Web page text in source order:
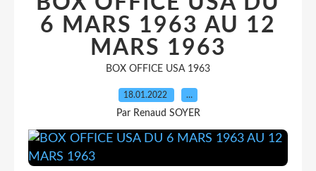
6 MARS 1963 AU 12
MARS 1963
BOX OFFICE USA 1963
18.01.2022 …
Par Renaud SOYER